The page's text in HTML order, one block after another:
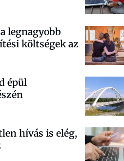
legnagyobb
költségek az
épül
hívás is elég,